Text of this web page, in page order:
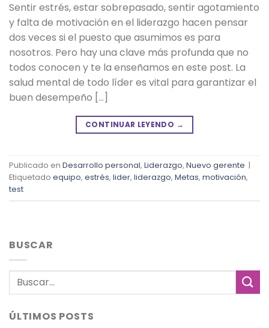
Sentir estrés, estar sobrepasado, sentir agotamiento
y falta de motivación en el liderazgo hacen pensar
dos veces si el puesto que asumimos es para
nosotros. Pero hay una clave más profunda que no
todos conocen y te la enseñamos en este post. La
salud mental de todo líder es vital para garantizar el
buen desempeño […]
CONTINUAR LEYENDO →
Publicado en Desarrollo personal, Liderazgo, Nuevo gerente
Etiquetado equipo, estrés, lider, liderazgo, Metas, motivación,
test
BUSCAR
ÚLTIMOS POSTS